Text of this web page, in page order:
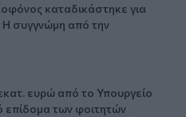
καταδικάστηκε για
Η συγγνώμη από την
ευρώ από το Υπουργείο
επίδομα των φοιτητών